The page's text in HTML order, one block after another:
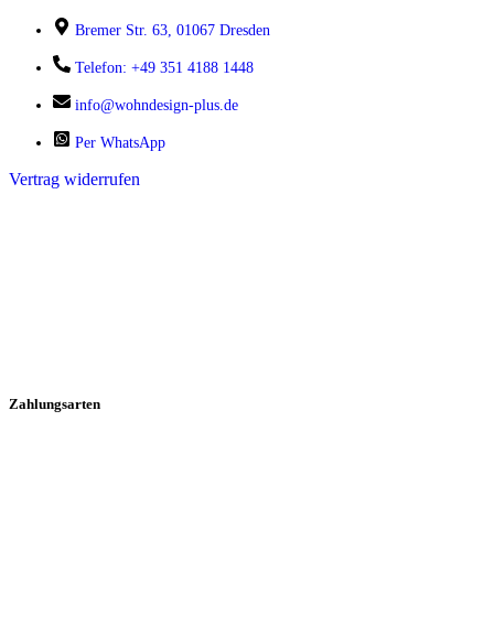
Bremer Str. 63, 01067 Dresden
Telefon: +49 351 4188 1448
info@wohndesign-plus.de
Per WhatsApp
Vertrag widerrufen
Zahlungsarten